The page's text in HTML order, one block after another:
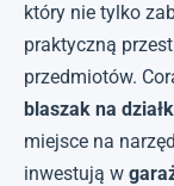
który nie tylko
praktyczną
przedmiotów.
blaszak na
miejsce na
inwestują w